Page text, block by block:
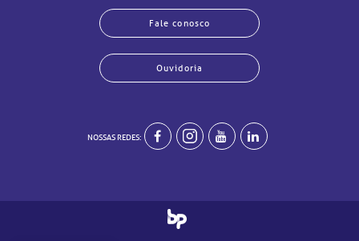
Fale conosco
Ouvidoria
NOSSAS REDES: